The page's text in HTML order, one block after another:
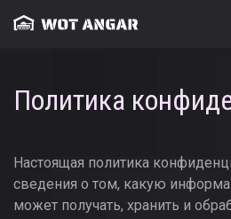
Политика
Настоящая политика
сведения о том, какую
может получать, хранить и